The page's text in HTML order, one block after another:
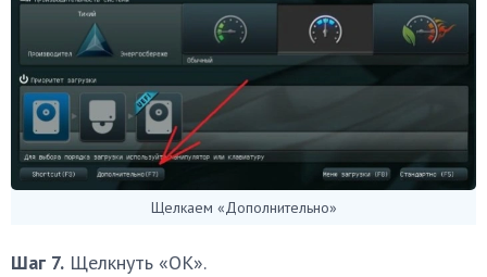
Щелкаем «Дополнительно»
Шаг 7. Щелкнуть «OK».